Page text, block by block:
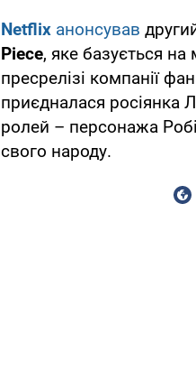
Netflix анонсував
Piece, яке базується на
пресрелізі компанії
приєдналася росіянка
ролей – персонажа
свого народу.